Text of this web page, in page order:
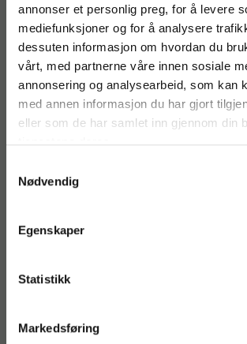
annonser et personlig preg, for å levere
mediefunksjoner og for å analysere
dessuten informasjon om hvordan du
vårt, med partnerne våre innen sosiale
annonsering og analysearbeid, som kan
med annen informasjon du har gjort
eller som de har samlet inn gjennom din
tjenestene deres.
Nødvendig
Egenskaper
Statistikk
Markedsføring
Artikkelnummer: 777706
Originalnummer: NBBE17
EAN:
50048011182075
Produktspesifikasjoner